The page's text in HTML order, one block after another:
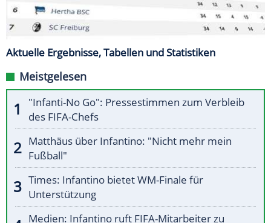
Aktuelle Ergebnisse, Tabellen und Statistiken
Meistgelesen
"Infanti-No Go": Pressestimmen zum Verbleib
des FIFA-Chefs
Matthäus über Infantino: "Nicht mehr mein
Fußball"
Times: Infantino bietet WM-Finale für
Unterstützung
Medien: Infantino ruft FIFA-Mitarbeiter zu